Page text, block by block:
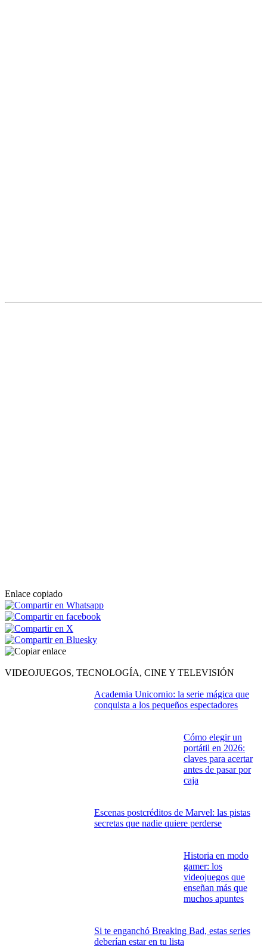
Enlace copiado
VIDEOJUEGOS, TECNOLOGÍA, CINE Y TELEVISIÓN
Academia Unicornio: la serie mágica que
conquista a los pequeños espectadores
Cómo elegir un
portátil en 2026:
claves para acertar
antes de pasar por
caja
Escenas postcréditos de Marvel: las pistas
secretas que nadie quiere perderse
Historia en modo
gamer: los
videojuegos que
enseñan más que
muchos apuntes
Si te enganchó Breaking Bad, estas series
deberían estar en tu lista